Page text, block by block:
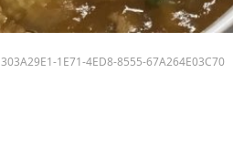
303A29E1-1E71-4ED8-8555-67A264E03C70